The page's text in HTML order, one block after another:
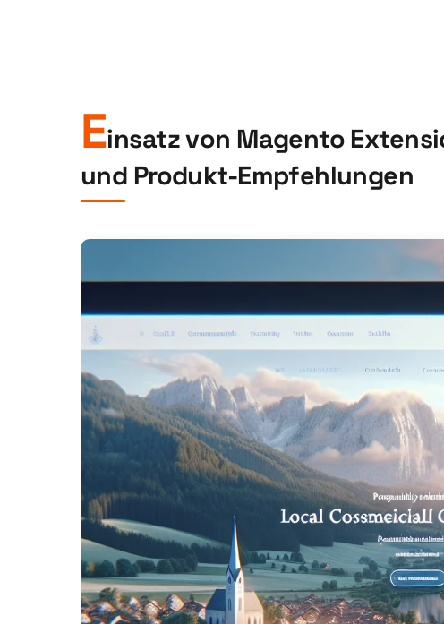
Einsatz von Magento
und Produkt-Empfehlungen